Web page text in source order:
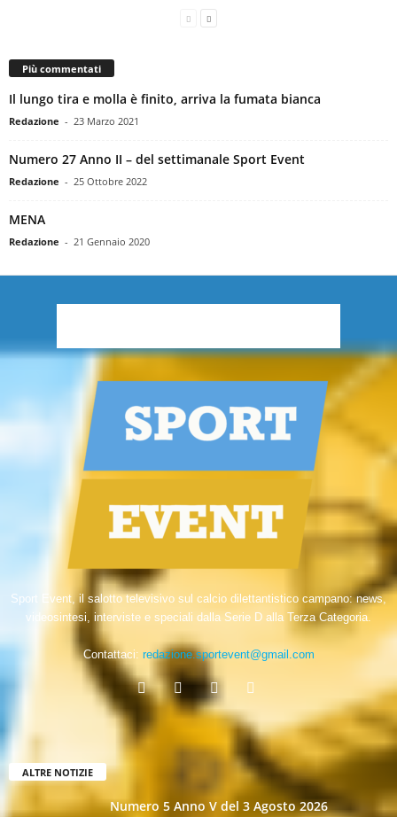
Più commentati
Il lungo tira e molla è finito, arriva la fumata bianca
Redazione - 23 Marzo 2021
Numero 27 Anno II – del settimanale Sport Event
Redazione - 25 Ottobre 2022
MENA
Redazione - 21 Gennaio 2020
Sport Event, il salotto televisivo sul calcio dilettantistico campano: news,
videosintesi, interviste e speciali dalla Serie D alla Terza Categoria.
Contattaci: redazione.sportevent@gmail.com
ALTRE NOTIZIE
Numero 5 Anno V del 3 Agosto 2026